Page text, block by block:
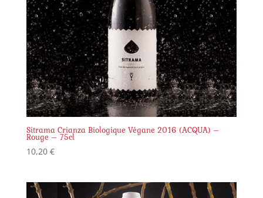
Sitrama Crianza Biologique Végane 2016 (ACQUA) –
Rouge – 75cl
10,20 €